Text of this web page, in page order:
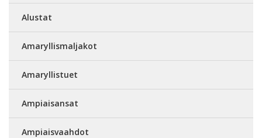
Alustat
Amaryllismaljakot
Amaryllistuet
Ampiaisansat
Ampiaisvaahdot